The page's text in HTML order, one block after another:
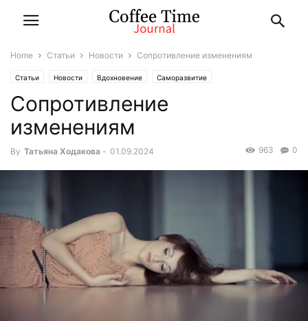
Home Статьи Новости Сопротивление изменениям
Статьи Новости Вдохновение Саморазвитие
Сопротивление
изменениям
By Татьяна Ходакова - 01.09.2024 0
963